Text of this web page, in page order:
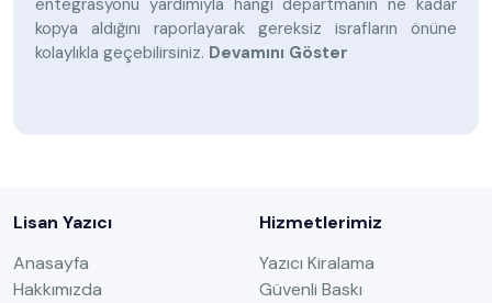
entegrasyonu yardımıyla hangi departmanın ne kadar
kopya aldığını raporlayarak gereksiz israfların önüne
kolaylıkla geçebilirsiniz. Devamını Göster
Lisan Yazıcı
Anasayfa
Hakkımızda
Hizmetlerimiz
Yazıcı Kiralama
Güvenli Baskı